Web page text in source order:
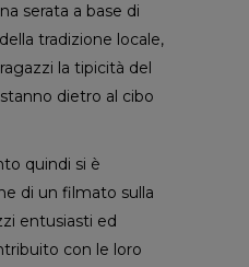
serata a base di
tradizione locale,
la tipicità del
dietro al cibo
quindi si è
di un filmato sulla
entusiasti ed
con le loro